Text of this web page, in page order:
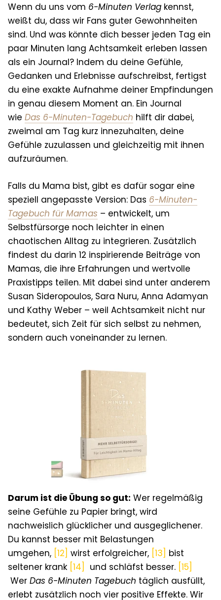
Wenn du uns vom 6-Minuten Verlag kennst,
weißt du, dass wir Fans guter Gewohnheiten
sind. Und was könnte dich besser jeden Tag ein
paar Minuten lang Achtsamkeit erleben lassen
als ein Journal? Indem du deine Gefühle,
Gedanken und Erlebnisse aufschreibst, fertigst
du eine exakte Aufnahme deiner Empfindungen
in genau diesem Moment an. Ein Journal
wie Das 6-Minuten-Tagebuch hilft dir dabei,
zweimal am Tag kurz innezuhalten, deine
Gefühle zuzulassen und gleichzeitig mit ihnen
aufzuräumen.
Falls du Mama bist, gibt es dafür sogar eine
speziell angepasste Version: Das 6-Minuten-
Tagebuch für Mamas – entwickelt, um
Selbstfürsorge noch leichter in einen
chaotischen Alltag zu integrieren. Zusätzlich
findest du darin 12 inspirierende Beiträge von
Mamas, die ihre Erfahrungen und wertvolle
Praxistipps teilen. Mit dabei sind unter anderem
Susan Sideropoulos, Sara Nuru, Anna Adamyan
und Kathy Weber – weil Achtsamkeit nicht nur
bedeutet, sich Zeit für sich selbst zu nehmen,
sondern auch voneinander zu lernen.
Darum ist die Übung so gut: Wer regelmäßig
seine Gefühle zu Papier bringt, wird
nachweislich glücklicher und ausgeglichener.
Du kannst besser mit Belastungen
umgehen, [12] wirst erfolgreicher, [13] bist
seltener krank [14] und schläfst besser. [15]
Wer Das 6-Minuten Tagebuch täglich ausfüllt,
erlebt zusätzlich noch vier positive Effekte. Wir